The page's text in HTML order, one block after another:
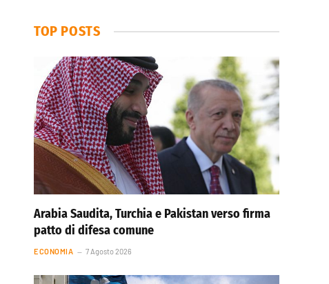
TOP POSTS
Arabia Saudita, Turchia e Pakistan verso firma
patto di difesa comune
ECONOMIA 7 Agosto 2026